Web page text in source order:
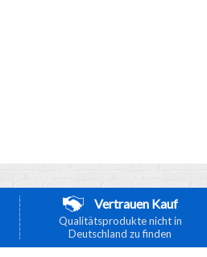
Vertrauen Kauf
Qualitätsprodukte nicht in
Deutschland zu finden